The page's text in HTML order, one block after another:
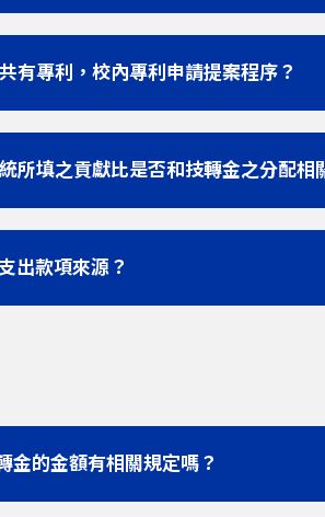
有專利，校內專利申請提案程序？
所填之貢獻比是否和技轉金之分配相
出款項來源？
金的金額有相關規定嗎？